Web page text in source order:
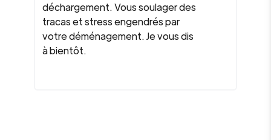
déchargement. Vous soulager des
tracas et stress engendrés par
votre déménagement. Je vous dis
à bientôt.